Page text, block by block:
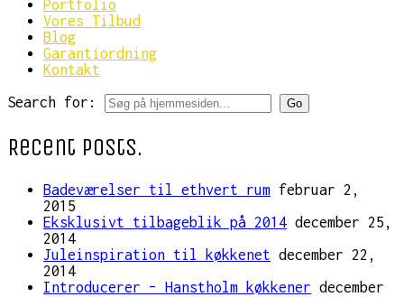
Portfolio
Vores Tilbud
Blog
Garantiordning
Kontakt
Search for:
Recent Posts.
Badeværelser til ethvert rum februar 2,
2015
Eksklusivt tilbageblik på 2014 december 25,
2014
Juleinspiration til køkkenet december 22,
2014
Introducerer – Hanstholm køkkener december